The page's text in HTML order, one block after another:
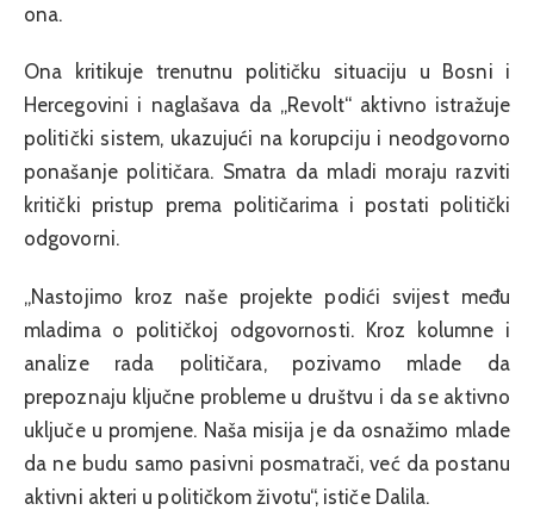
ona.
Ona kritikuje trenutnu političku situaciju u Bosni i
Hercegovini i naglašava da „Revolt“ aktivno istražuje
politički sistem, ukazujući na korupciju i neodgovorno
ponašanje političara. Smatra da mladi moraju razviti
kritički pristup prema političarima i postati politički
odgovorni.
„Nastojimo kroz naše projekte podići svijest među
mladima o političkoj odgovornosti. Kroz kolumne i
analize rada političara, pozivamo mlade da
prepoznaju ključne probleme u društvu i da se aktivno
uključe u promjene. Naša misija je da osnažimo mlade
da ne budu samo pasivni posmatrači, već da postanu
aktivni akteri u političkom životu“, ističe Dalila.